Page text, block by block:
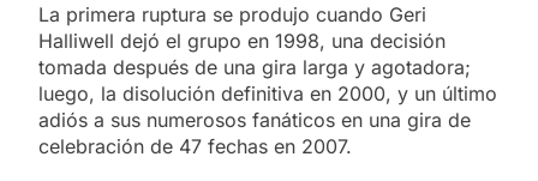
La primera ruptura se produjo cuando Geri
Halliwell dejó el grupo en 1998, una decisión
tomada después de una gira larga y agotadora;
luego, la disolución definitiva en 2000, y un último
adiós a sus numerosos fanáticos en una gira de
celebración de 47 fechas en 2007.